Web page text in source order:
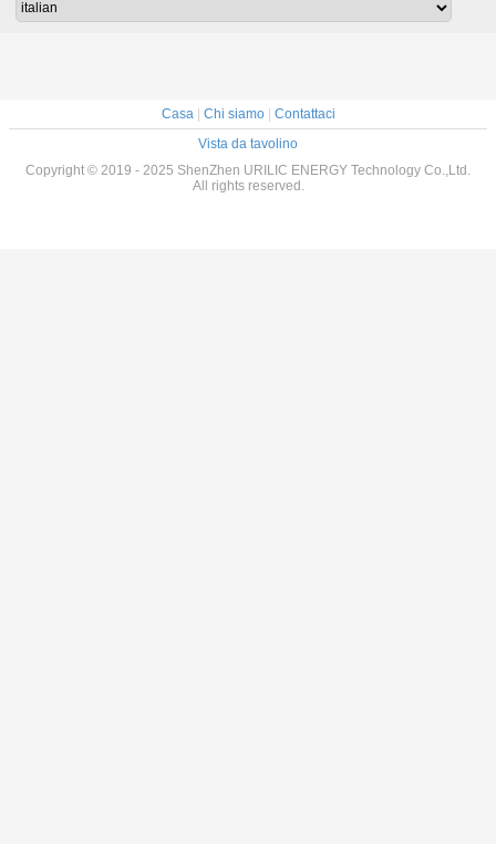
sport di watt
Casa| Chi siamo| Contattaci
Vista da tavolino
Copyright © 2019 - 2025 ShenZhen URILIC ENERGY Technology Co.,Ltd.
All rights reserved.